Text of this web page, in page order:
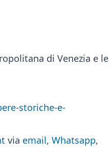
di Venezia e le
storiche-e-
via email, Whatsapp,